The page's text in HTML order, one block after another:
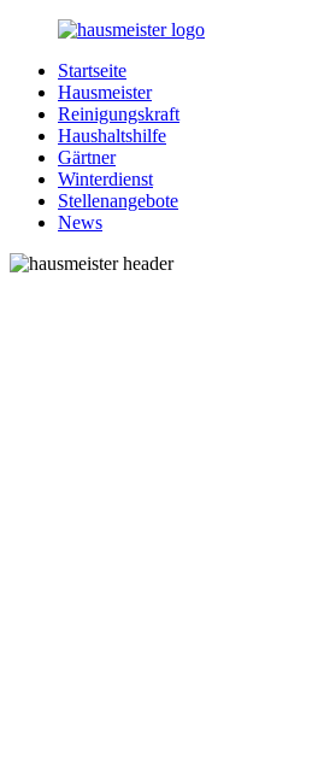
Zurück
Inhalt
Hausmeister.de
Alles
rund
Ihren
Haushalt
Startseite
Hausmeister
Reinigungskraft
Haushaltshilfe
Gärtner
Winterdienst
Stellenangebote
News